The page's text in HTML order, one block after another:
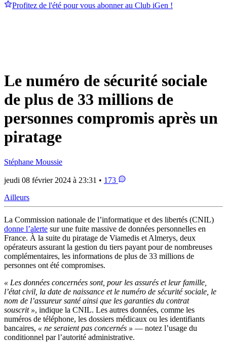
Profitez de l'été pour vous abonner au Club iGen !
Le numéro de sécurité sociale
de plus de 33 millions de
personnes compromis après un
piratage
Stéphane Moussie
jeudi 08 février 2024 à 23:31 • 173
Ailleurs
La Commission nationale de l’informatique et des libertés (CNIL)
donne l’alerte sur une fuite massive de données personnelles en
France. À la suite du piratage de Viamedis et Almerys, deux
opérateurs assurant la gestion du tiers payant pour de nombreuses
complémentaires, les informations de plus de 33 millions de
personnes ont été compromises.
« Les données concernées sont, pour les assurés et leur famille,
l’état civil, la date de naissance et le numéro de sécurité sociale, le
nom de l’assureur santé ainsi que les garanties du contrat
souscrit », indique la CNIL. Les autres données, comme les
numéros de téléphone, les dossiers médicaux ou les identifiants
bancaires, « ne seraient pas concernés » — notez l’usage du
conditionnel par l’autorité administrative.